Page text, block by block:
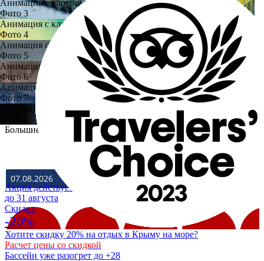
Анимация с клоуном
Фото 3
Анимация с клоуном
Фото 4
Анимация с клоуном
Фото 5
Анимация с клоуном
Фото 6
Анимация с клоуном
Фото 7
Анимация с клоуном
Большие фото
ВЫЕЗД
Акция действует
до 31 августа
Cкидка
-20%
Хотите скидку 20% на отдых в Крыму на море?
Расчет цены со скидкой
Бассейн уже разогрет до +28